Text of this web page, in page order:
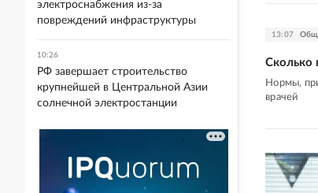
13:07
Сколько
Нормы,
врачей
электроснабжения из-за
повреждений инфраструктуры
10:26
РФ завершает строительство
крупнейшей в Центральной Азии
солнечной электростанции